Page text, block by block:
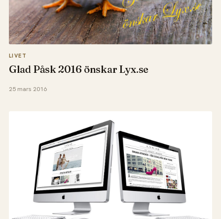
LIVET
Glad Påsk 2016 önskar Lyx.se
25 mars 2016